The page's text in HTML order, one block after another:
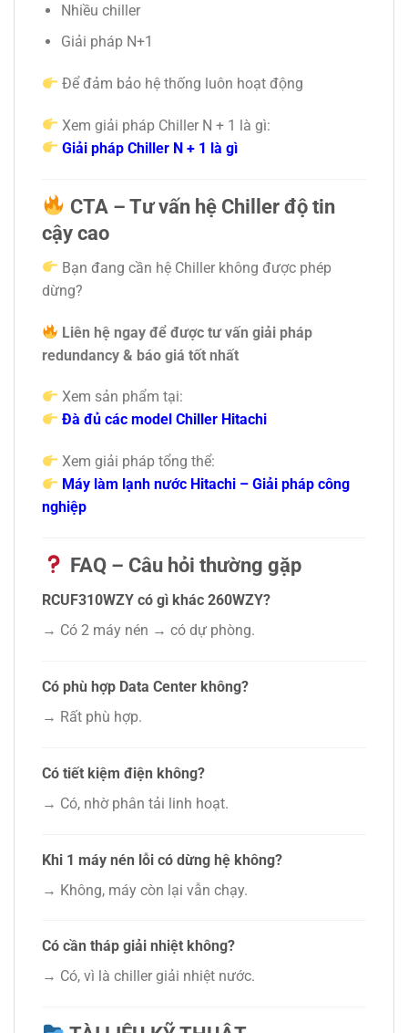
Nhiều chiller
Giải pháp N+1
Để đảm bảo hệ thống luôn hoạt động
Xem giải pháp Chiller N + 1 là gì:
Giải pháp Chiller N + 1 là gì
CTA – Tư vấn hệ Chiller độ tin
cậy cao
Bạn đang cần hệ Chiller không được phép
dừng?
Liên hệ ngay để được tư vấn giải pháp
redundancy & báo giá tốt nhất
Xem sản phẩm tại:
Đà đủ các model Chiller Hitachi
Xem giải pháp tổng thể:
Máy làm lạnh nước Hitachi – Giải pháp công
nghiệp
FAQ – Câu hỏi thường gặp
RCUF310WZY có gì khác 260WZY?
→ Có 2 máy nén → có dự phòng.
Có phù hợp Data Center không?
→ Rất phù hợp.
Có tiết kiệm điện không?
→ Có, nhờ phân tải linh hoạt.
Khi 1 máy nén lỗi có dừng hệ không?
→ Không, máy còn lại vẫn chạy.
Có cần tháp giải nhiệt không?
→ Có, vì là chiller giải nhiệt nước.